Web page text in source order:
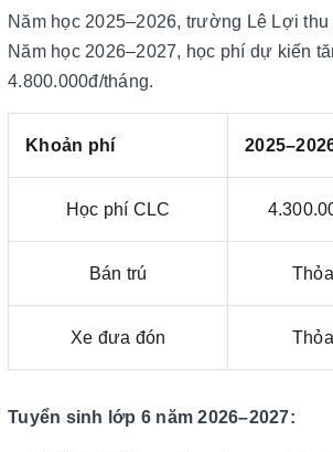
Năm học 2025–2026, trường Lê Lợi thu
Năm học 2026–2027, học phí dự kiến
4.800.000đ/tháng.
Khoản phí
Học phí CLC
Bán trú
Xe đưa đón
Tuyển sinh lớp 6 năm 2026–2027: